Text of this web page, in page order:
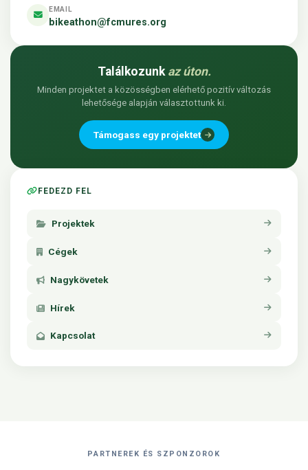
EMAIL
bikeathon@fcmures.org
Találkozunk az úton.
Minden projektet a közösségben elérhető pozitív változás
lehetősége alapján választottunk ki.
Támogass egy projektet
FEDEZD FEL
Projektek
Cégek
Nagykövetek
Hírek
Kapcsolat
PARTNEREK ÉS SZPONZOROK